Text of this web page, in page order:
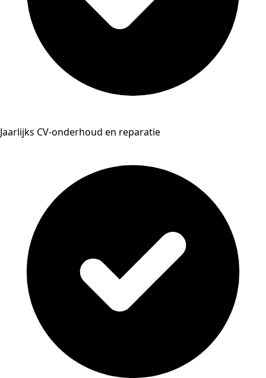
Jaarlijks CV-onderhoud en reparatie